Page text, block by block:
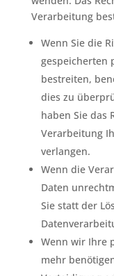
Verarbeitung
Wenn Sie die
gespeicherten
bestreiten,
dies zu
haben Sie das
Verarbeitung
verlangen.
Wenn die
Daten
Sie statt der
Wenn wir Ihre
mehr